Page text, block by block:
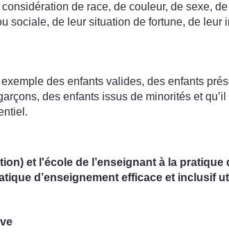
de race, de couleur, de sexe,
sociale, de leur situation de fortune, de
des enfants valides, des enfants
des enfants issus de minorités et
et l'école de l’enseignant à la
d’enseignement efficace et inclusif